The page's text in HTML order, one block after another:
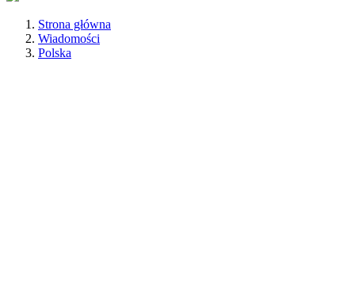
Strona główna
Wiadomości
Polska